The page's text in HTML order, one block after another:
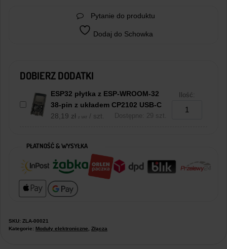
Pytanie do produktu
Dodaj do Schowka
DOBIERZ DODATKI
ESP32 płytka z ESP-WROOM-32
38-pin z układem CP2102 USB-C
28,19 zł z VAT / szt. Dostępne: 29 szt.
Ilość:
PŁATNOŚĆ & WYSYŁKA
SKU: ZLA-00021
Kategorie: Moduły elektroniczne Złącza